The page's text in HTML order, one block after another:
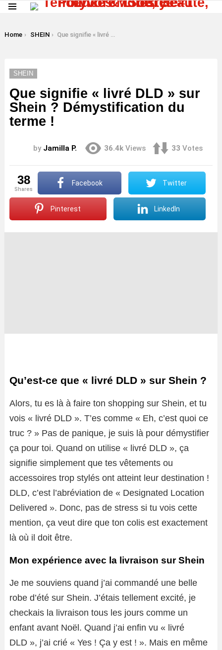
You are here:
Home SHEIN Que signifie « livré DLD » sur Shein ? Démystification du terme !
SHEIN
Que signifie « livré DLD » sur
Shein ? Démystification du
terme !
by Jamilla P. 36.4k Views 33 Votes
38
shares
Facebook Twitter
Pinterest LinkedIn
Qu’est-ce que « livré DLD » sur Shein ?
Alors, tu es là à faire ton shopping sur Shein, et tu
vois « livré DLD ». T’es comme « Eh, c’est quoi ce
truc ? » Pas de panique, je suis là pour démystifier
ça pour toi. Quand on utilise « livré DLD », ça
signifie simplement que tes vêtements ou
accessoires trop stylés ont atteint leur destination !
DLD, c’est l’abréviation de « Designated Location
Delivered ». Donc, pas de stress si tu vois cette
mention, ça veut dire que ton colis est exactement
là où il doit être.
Mon expérience avec la livraison sur Shein
Je me souviens quand j’ai commandé une belle
robe d’été sur Shein. J’étais tellement excité, je
checkais la livraison tous les jours comme un
enfant avant Noël. Quand j’ai enfin vu « livré
DLD », j’ai crié « Yes ! Ça y est ! ». Mais en même